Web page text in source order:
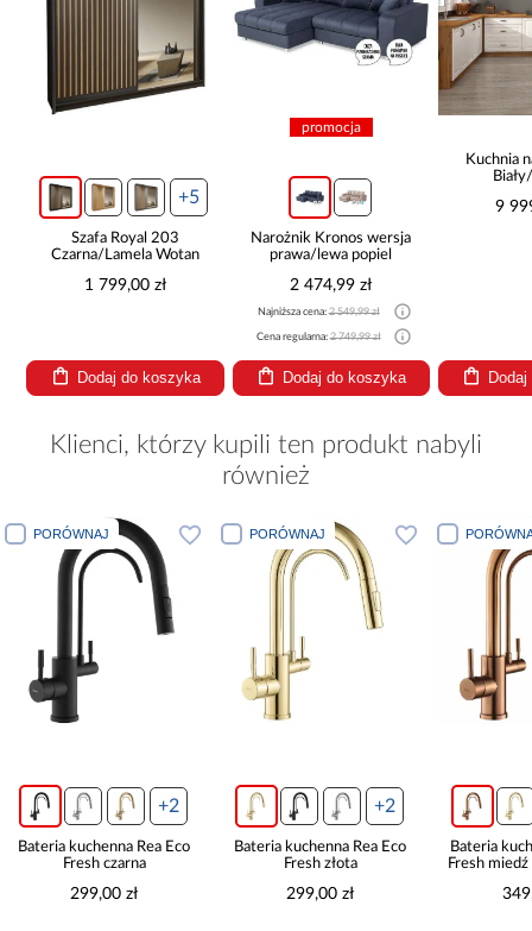
+5
Szafa Royal 203
Czarna/Lamela Wotan
1 799,00 zł
Dodaj do koszyka
promocja
Narożnik Kronos wersja
prawa/lewa popiel
2 474,99 zł
Najniższa cena:2 549,99 zł
Cena regularna:2 749,99 zł
Dodaj do koszyka
Kuchnia
9
Klienci, którzy kupili ten produkt nabyli
również
PORÓWNAJ
+2
kuchenna Rea Eco
Fresh czarna
299,00 zł
PORÓWNAJ
+2
Bateria kuchenna Rea Eco
Fresh złota
299,00 zł
PORÓWNAJ
Bateria
Fresh miedź
349,00